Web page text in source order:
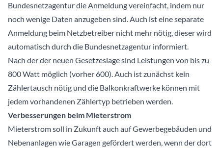
Bundesnetzagentur die Anmeldung vereinfacht, indem nur
noch wenige Daten anzugeben sind. Auch ist eine separate
Anmeldung beim Netzbetreiber nicht mehr nötig, dieser wird
automatisch durch die Bundesnetzagentur informiert.
Nach der der neuen Gesetzeslage sind Leistungen von bis zu
800 Watt möglich (vorher 600). Auch ist zunächst kein
Zählertausch nötig und die Balkonkraftwerke können mit
jedem vorhandenen Zählertyp betrieben werden.
Verbesserungen beim Mieterstrom
Mieterstrom soll in Zukunft auch auf Gewerbegebäuden und
Nebenanlagen wie Garagen gefördert werden, wenn der dort